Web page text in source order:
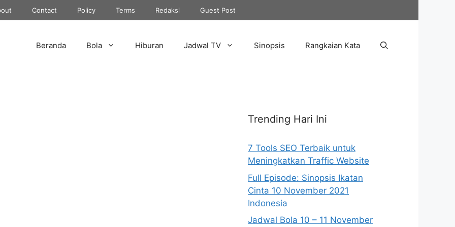
Contact Policy Terms Redaksi Guest Post
Beranda Bola Hiburan Jadwal TV Sinopsis Rangkaian Kata
Trending Hari Ini
7 Tools SEO Terbaik untuk
Meningkatkan Traffic Website
Full Episode: Sinopsis Ikatan
Cinta 10 November 2021
Indonesia
Jadwal Bola 10 – 11 November